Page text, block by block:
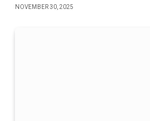
NOVEMBER 30, 2025